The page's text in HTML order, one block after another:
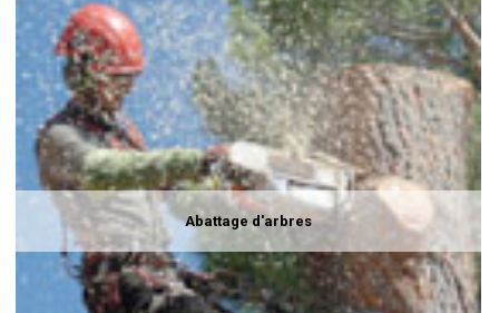
Abattage d'arbres